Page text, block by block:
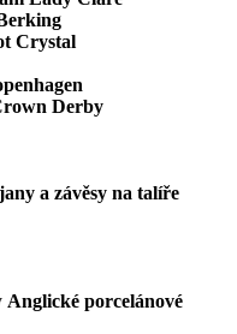
Crystal
Derby
a závěsy na talíře
Anglické porcelánové